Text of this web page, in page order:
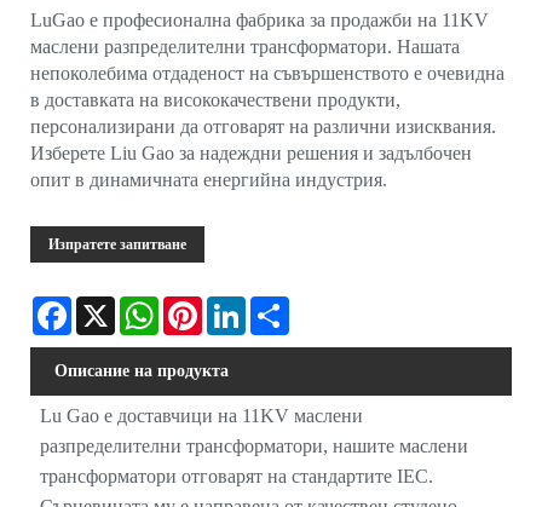
LuGao е професионална фабрика за продажби на 11KV
маслени разпределителни трансформатори. Нашата
непоколебима отдаденост на съвършенството е очевидна
в доставката на висококачествени продукти,
персонализирани да отговарят на различни изисквания.
Изберете Liu Gao за надеждни решения и задълбочен
опит в динамичната енергийна индустрия.
Изпратете запитване
Facebook
X WhatsAppPinterestLinkedIn
Описание на продукта
Lu Gao е доставчици на 11KV маслени
разпределителни трансформатори, нашите маслени
трансформатори отговарят на стандартите IEC.